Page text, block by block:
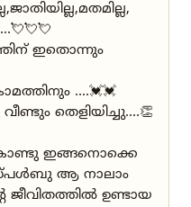
ഇതൊന്നും
....💓💓
തെളിയിച്ചു....👏
ഇങ്ങനൊക്കെ
ആ നാലാം
ജീവിതത്തിൽ ഉണ്ടായ